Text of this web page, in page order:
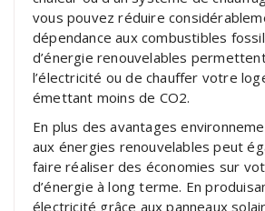
vous pouvez réduire
dépendance aux combustibles
d’énergie renouvelables
l’électricité ou de chauffer votre
émettant moins de CO2.
En plus des avantages
aux énergies renouvelables peut
faire réaliser des économies sur
d’énergie à long terme. En
électricité grâce aux panneaux